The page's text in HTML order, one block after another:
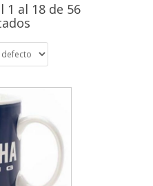
1 al 18 de 56